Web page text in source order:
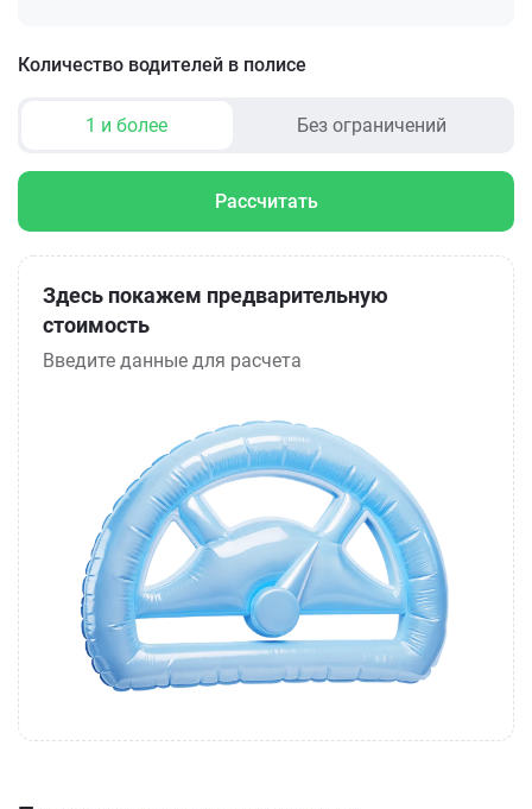
Количество водителей в полисе
1 и более Без ограничений
Рассчитать
Здесь покажем предварительную
стоимость
Введите данные для расчета